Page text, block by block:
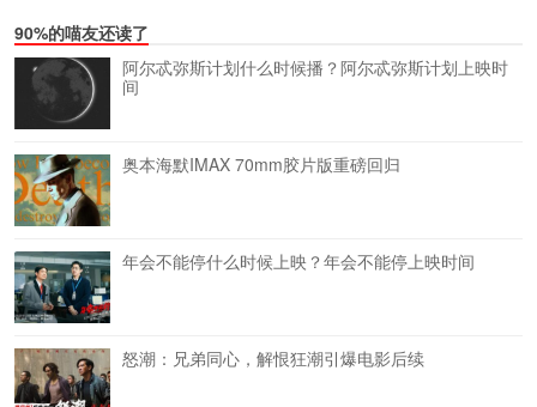
90%的喵友还读了
阿尔忒弥斯计划什么时候播？阿尔忒弥斯计划上映时
间
奥本海默IMAX 70mm胶片版重磅回归
年会不能停什么时候上映？年会不能停上映时间
怒潮：兄弟同心，解恨狂潮引爆电影后续